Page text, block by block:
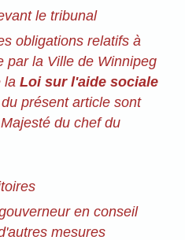
le tribunal
obligations relatifs à
par la Ville de Winnipeg
la Loi sur l'aide sociale
présent article sont
du chef du
en conseil
mesures